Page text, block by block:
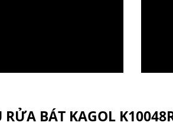
BÁT KAGOL